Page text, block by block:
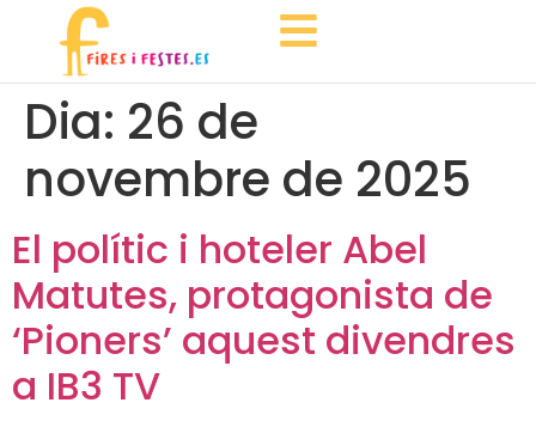
Dia: 26 de
novembre de 2025
El polític i hoteler Abel
Matutes, protagonista de
‘Pioners’ aquest divendres
a IB3 TV